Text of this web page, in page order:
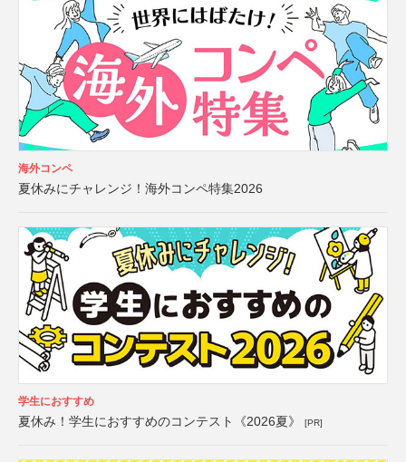
海外コンペ
夏休みにチャレンジ！海外コンペ特集2026
学生におすすめ
夏休み！学生におすすめのコンテスト《2026夏》 [PR]